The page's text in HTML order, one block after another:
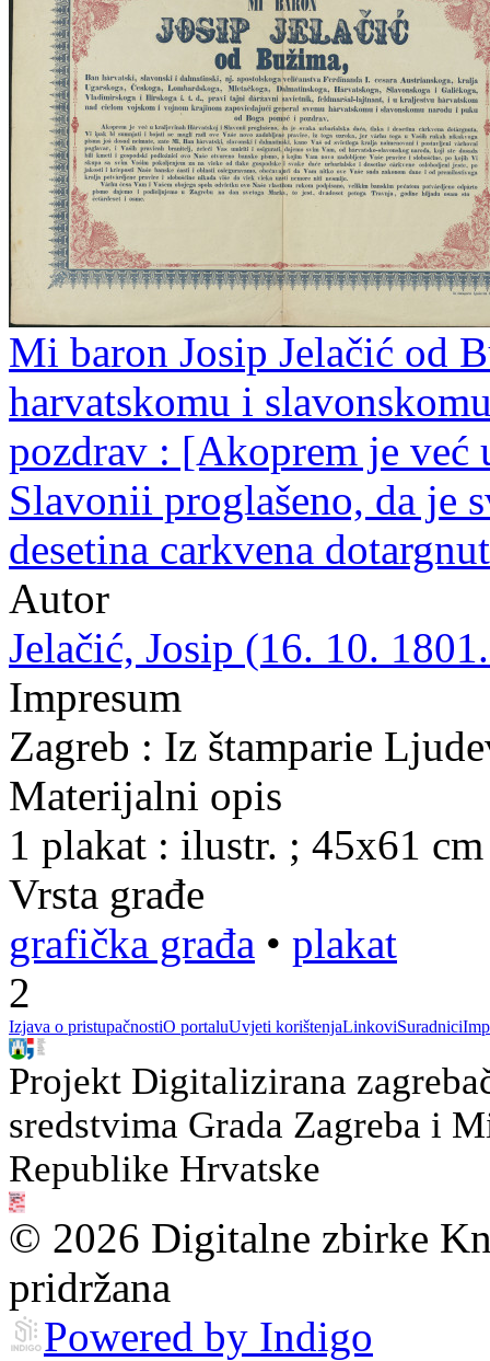
Mi baron Josip Jelačić od
harvatskomu i
pozdrav : [Akoprem je
Slavonii proglašeno, da je
desetina carkvena
Autor
Jelačić, Josip (16. 10.
Impresum
Zagreb : Iz štamparie
Materijalni opis
1 plakat : ilustr. ; 45x61 cm
Vrsta građe
grafička građa • plakat
2
Izjava o pristupačnostiO portaluUvjeti korištenjaLinkoviSuradnici
Projekt Digitalizirana
sredstvima Grada Zagreba i
Republike Hrvatske
© 2026 Digitalne zbirke
pridržana
Powered by Indigo